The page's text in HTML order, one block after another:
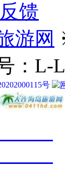
馈
游网
：L-
号